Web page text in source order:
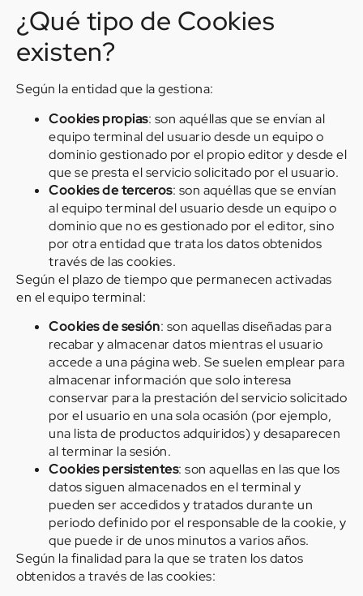
¿Qué tipo de Cookies
existen?
Según la entidad que la gestiona:
Cookies propias: son aquéllas que se envían al
equipo terminal del usuario desde un equipo o
dominio gestionado por el propio editor y desde el
que se presta el servicio solicitado por el usuario.
Cookies de terceros: son aquéllas que se envían
al equipo terminal del usuario desde un equipo o
dominio que no es gestionado por el editor, sino
por otra entidad que trata los datos obtenidos
través de las cookies.
Según el plazo de tiempo que permanecen activadas
en el equipo terminal:
Cookies de sesión: son aquellas diseñadas para
recabar y almacenar datos mientras el usuario
accede a una página web. Se suelen emplear para
almacenar información que solo interesa
conservar para la prestación del servicio solicitado
por el usuario en una sola ocasión (por ejemplo,
una lista de productos adquiridos) y desaparecen
al terminar la sesión.
Cookies persistentes: son aquellas en las que los
datos siguen almacenados en el terminal y
pueden ser accedidos y tratados durante un
periodo definido por el responsable de la cookie, y
que puede ir de unos minutos a varios años.
Según la finalidad para la que se traten los datos
obtenidos a través de las cookies: